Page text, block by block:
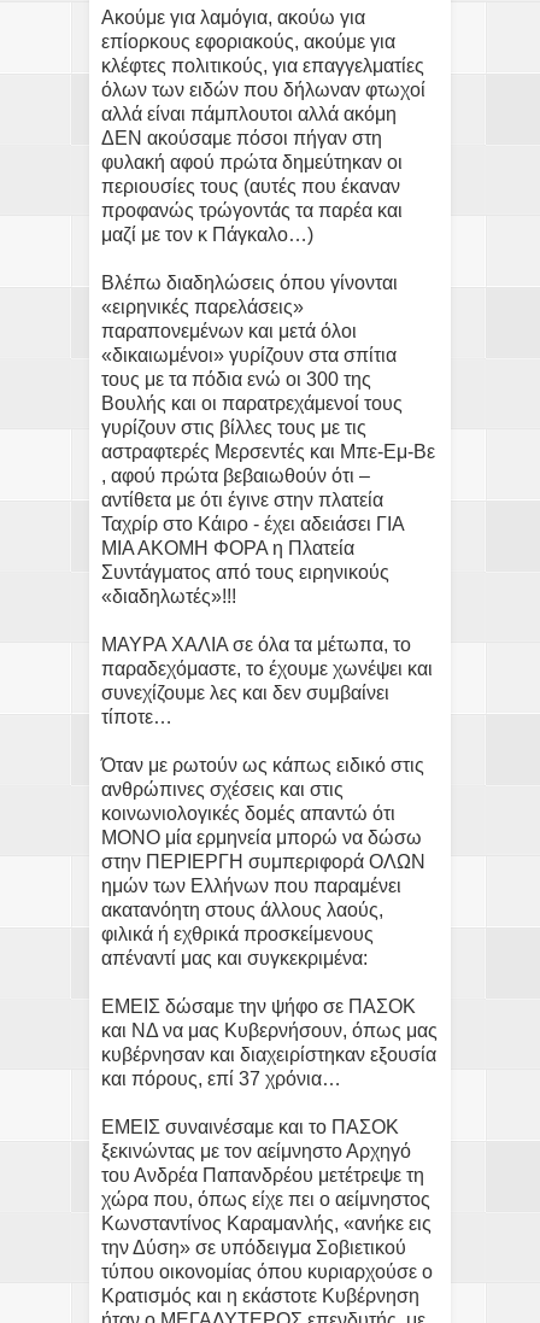
Ακούμε για λαμόγια, ακούω για
επίορκους εφοριακούς, ακούμε για
κλέφτες πολιτικούς, για επαγγελματίες
όλων των ειδών που δήλωναν φτωχοί
αλλά είναι πάμπλουτοι αλλά ακόμη
ΔΕΝ ακούσαμε πόσοι πήγαν στη
φυλακή αφού πρώτα δημεύτηκαν οι
περιουσίες τους (αυτές που έκαναν
προφανώς τρώγοντάς τα παρέα και
μαζί με τον κ Πάγκαλο…)
Βλέπω διαδηλώσεις όπου γίνονται
«ειρηνικές παρελάσεις»
παραπονεμένων και μετά όλοι
«δικαιωμένοι» γυρίζουν στα σπίτια
τους με τα πόδια ενώ οι 300 της
Βουλής και οι παρατρεχάμενοί τους
γυρίζουν στις βίλλες τους με τις
αστραφτερές Μερσεντές και Μπε-Εμ-Βε
, αφού πρώτα βεβαιωθούν ότι –
αντίθετα με ότι έγινε στην πλατεία
Ταχρίρ στο Κάιρο - έχει αδειάσει ΓΙΑ
ΜΙΑ ΑΚΟΜΗ ΦΟΡΑ η Πλατεία
Συντάγματος από τους ειρηνικούς
«διαδηλωτές»!!!
ΜΑΥΡΑ ΧΑΛΙΑ σε όλα τα μέτωπα, το
παραδεχόμαστε, το έχουμε χωνέψει και
συνεχίζουμε λες και δεν συμβαίνει
τίποτε…
Όταν με ρωτούν ως κάπως ειδικό στις
ανθρώπινες σχέσεις και στις
κοινωνιολογικές δομές απαντώ ότι
ΜΟΝΟ μία ερμηνεία μπορώ να δώσω
στην ΠΕΡΙΕΡΓΗ συμπεριφορά ΟΛΩΝ
ημών των Ελλήνων που παραμένει
ακατανόητη στους άλλους λαούς,
φιλικά ή εχθρικά προσκείμενους
απέναντί μας και συγκεκριμένα:
ΕΜΕΙΣ δώσαμε την ψήφο σε ΠΑΣΟΚ
και ΝΔ να μας Κυβερνήσουν, όπως μας
κυβέρνησαν και διαχειρίστηκαν εξουσία
και πόρους, επί 37 χρόνια…
ΕΜΕΙΣ συναινέσαμε και το ΠΑΣΟΚ
ξεκινώντας με τον αείμνηστο Αρχηγό
του Ανδρέα Παπανδρέου μετέτρεψε τη
χώρα που, όπως είχε πει ο αείμνηστος
Κωνσταντίνος Καραμανλής, «ανήκε εις
την Δύση» σε υπόδειγμα Σοβιετικού
τύπου οικονομίας όπου κυριαρχούσε ο
Κρατισμός και η εκάστοτε Κυβέρνηση